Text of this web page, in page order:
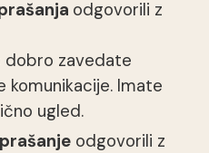
odgovorili z
dobro zavedate
komunikacije. Imate
ugled.
odgovorili z